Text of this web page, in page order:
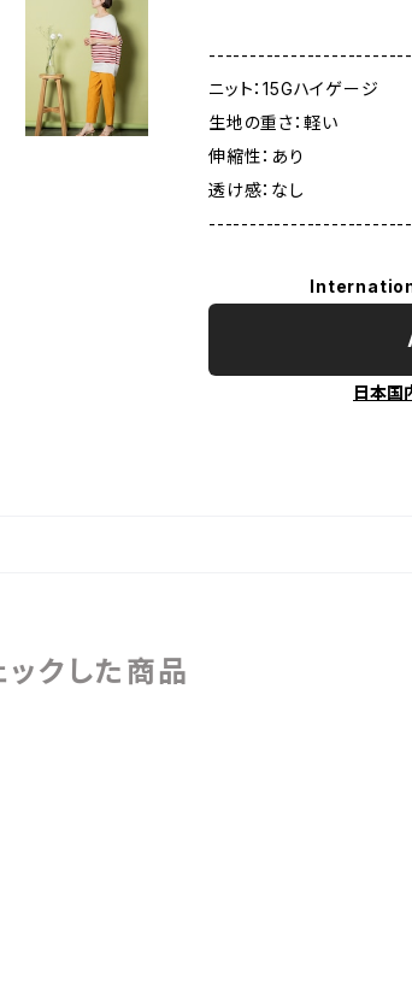
ニット：15Gハイゲージ
生地の重さ：軽い
伸縮性：あり
透け感：なし
日本国
ックした商品